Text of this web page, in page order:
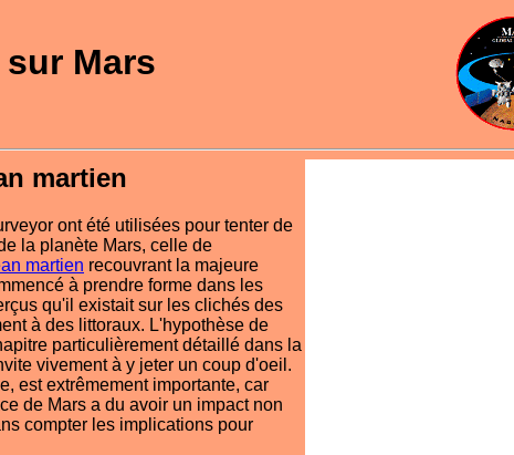
Mars
martien
ont été utilisées pour tenter de
la planète Mars, celle de
martien recouvrant la majeure
à prendre forme dans les
qu'il existait sur les clichés des
à des littoraux. L'hypothèse de
particulièrement détaillé dans la
vivement à y jeter un coup d'oeil.
est extrêmement importante, car
de Mars a du avoir un impact non
compter les implications pour